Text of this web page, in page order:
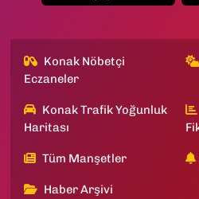
Konak Nöbetçi
Eczaneler
Konak Trafik Yoğunluk
Haritası
Tüm Manşetler
Haber Arşivi